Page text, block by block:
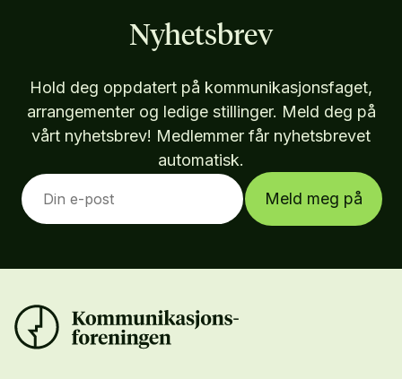
Nyhetsbrev
Hold deg oppdatert på kommunikasjonsfaget,
arrangementer og ledige stillinger. Meld deg på
vårt nyhetsbrev! Medlemmer får nyhetsbrevet
automatisk.
Meld meg på